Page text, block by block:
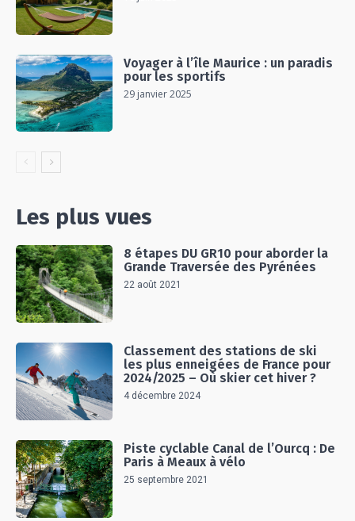
Voyager à l’île Maurice : un paradis
pour les sportifs
29 janvier 2025
Les plus vues
8 étapes DU GR10 pour aborder la
Grande Traversée des Pyrénées
22 août 2021
Classement des stations de ski
les plus enneigées de France pour
2024/2025 – Où skier cet hiver ?
4 décembre 2024
Piste cyclable Canal de l’Ourcq : De
Paris à Meaux à vélo
25 septembre 2021